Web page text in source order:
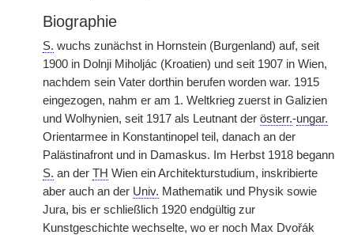
Biographie
S. wuchs zunächst in Hornstein (Burgenland) auf, seit
1900 in Dolnji Miholjác (Kroatien) und seit 1907 in Wien,
nachdem sein Vater dorthin berufen worden war. 1915
eingezogen, nahm er am 1. Weltkrieg zuerst in Galizien
und Wolhynien, seit 1917 als Leutnant der österr.-ungar.
Orientarmee in Konstantinopel teil, danach an der
Palästinafront und in Damaskus. Im Herbst 1918 begann
S. an der TH Wien ein Architekturstudium, inskribierte
aber auch an der Univ. Mathematik und Physik sowie
Jura, bis er schließlich 1920 endgültig zur
Kunstgeschichte wechselte, wo er noch Max Dvořák